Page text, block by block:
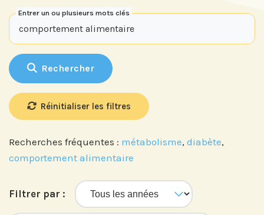
Entrer un ou plusieurs mots clés
Rechercher
Réinitialiser les filtres
Recherches fréquentes : métabolisme, diabète,
comportement alimentaire
Filtrer par :
Abonnez-vous à notre compte
LinkedIn pour suivre nos actualités,
événements et les avancées de
l'Institut.